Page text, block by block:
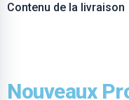
Contenu de la livraison
Nouveaux